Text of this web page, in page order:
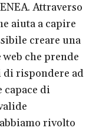
Attraverso
aiuta a capire
creare una
che prende
di rispondere ad
capace di
rivolto